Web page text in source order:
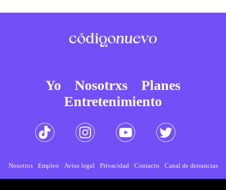
Yo Nosotrxs
Planes
Entretenimiento
Nosotros Empleo Aviso legal Privacidad Contacto Canal de denuncias